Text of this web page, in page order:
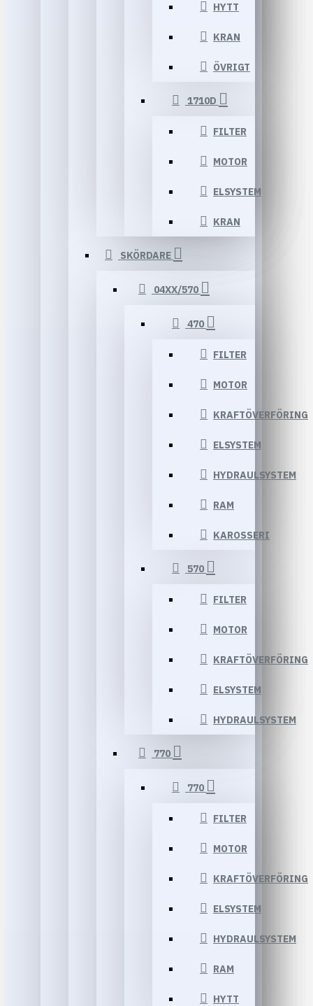
HYTT
KRAN
ÖVRIGT
1710D
FILTER
MOTOR
ELSYSTEM
KRAN
SKÖRDARE
04XX/570
470
FILTER
MOTOR
KRAFTÖVERFÖRING
ELSYSTEM
HYDRAULSYSTEM
RAM
KAROSSERI
570
FILTER
MOTOR
KRAFTÖVERFÖRING
ELSYSTEM
HYDRAULSYSTEM
770
770
FILTER
MOTOR
KRAFTÖVERFÖRING
ELSYSTEM
HYDRAULSYSTEM
RAM
HYTT